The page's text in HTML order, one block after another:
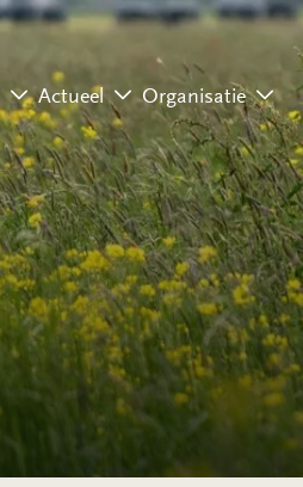
Actueel Organisatie